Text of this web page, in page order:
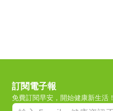
訂閱電子報
免費訂閱早安，開始健康新生活！